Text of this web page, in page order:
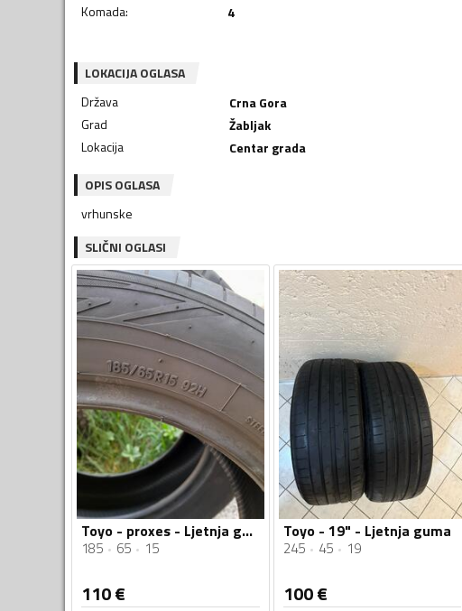
Komada: 4
LOKACIJA OGLASA
Država
Crna Gora
Grad
Žabljak
Lokacija
Centar grada
OPIS OGLASA
vrhunske
SLIČNI OGLASI
Toyo - proxes - Ljetnja guma
185 65 15
110€
Toyo - 19" - Ljetnja guma
245 45 19
100€